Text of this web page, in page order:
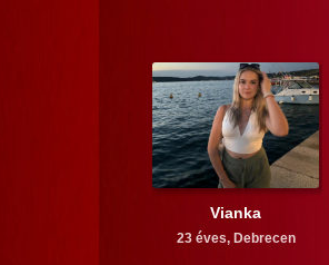
Vianka
23 éves, Debrecen